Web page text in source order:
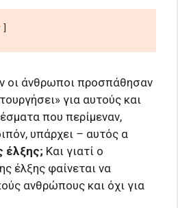
οι άνθρωποι προσπάθησαν
για αυτούς και
που περίμεναν,
υπάρχει – αυτός α
έλξης; Και γιατί ο
έλξης φαίνεται να
ανθρώπους και όχι για